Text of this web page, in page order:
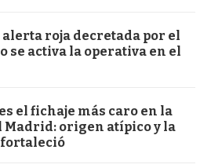
roja decretada por el
se activa la operativa en el
el fichaje más caro en la
Madrid: origen atípico y la